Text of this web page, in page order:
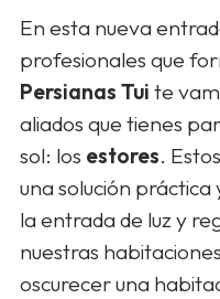
En esta nueva
profesionales que
Persianas Tui te
aliados que tienes
sol: los estores.
una solución
la entrada de luz y
nuestras
oscurecer una